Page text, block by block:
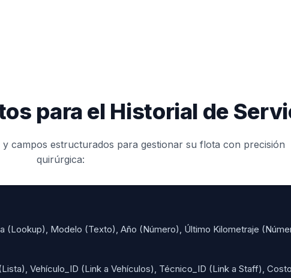
para el Historial de
campos estructurados para gestionar su flota con precisión
quirúrgica:
(Lookup), Modelo (Texto), Año (Número), Último Kilometraje
Vehículo_ID (Link a Vehículos), Técnico_ID (Link a Staff), Costo